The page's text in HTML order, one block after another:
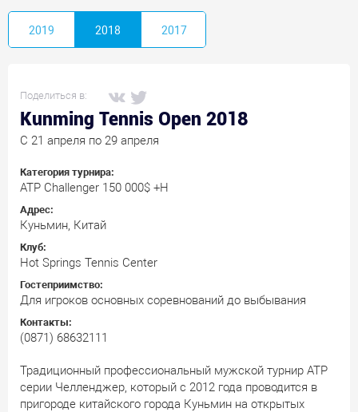
2019 2018 2017
Поделиться в:
Kunming Tennis Open 2018
C 21 апреля по 29 апреля
Категория турнира:
ATP Challenger 150 000$ +H
Адрес:
Куньмин, Китай
Клуб:
Hot Springs Tennis Center
Гостеприимство:
Для игроков основных соревнований до выбывания
Контакты:
(0871) 68632111
Традиционный профессиональный мужской турнир АТР
серии Челленджер, который с 2012 года проводится в
пригороде китайского города Куньмин на открытых